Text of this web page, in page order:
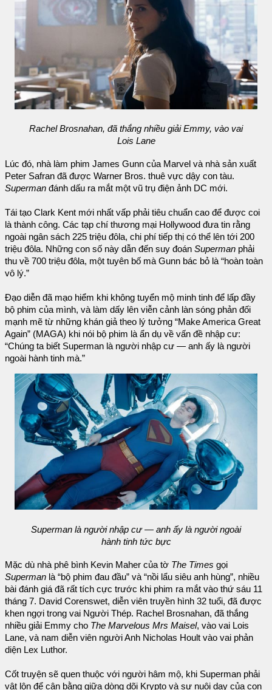
Rachel Brosnahan, đã thắng nhiều giải Emmy, vào vai
Lois Lane
Lúc đó, nhà làm phim James Gunn của Marvel và nhà sản xuất
Peter Safran đã được Warner Bros. thuê vực dậy con tàu.
Superman đánh dấu ra mắt một vũ trụ điện ảnh DC mới.
Tái tạo Clark Kent mới nhất vấp phải tiêu chuẩn cao để được coi
là thành công. Các tạp chí thương mại Hollywood đưa tin rằng
ngoài ngân sách 225 triệu đôla, chi phí tiếp thị có thể lên tới 200
triệu đôla. Những con số này dẫn đến suy đoán Superman phải
thu về 700 triệu đôla, một tuyên bố mà Gunn bác bỏ là “hoàn toàn
vô lý.”
Đạo diễn đã mạo hiểm khi không tuyển mộ minh tinh để lấp đầy
bộ phim của mình, và làm dấy lên viễn cảnh làn sóng phản đối
mạnh mẽ từ những khán giả theo lý tưởng “Make America Great
Again” (MAGA) khi nói bộ phim là ẩn dụ về vấn đề nhập cư:
“Chúng ta biết Superman là người nhập cư — anh ấy là người
ngoài hành tinh mà.”
Superman là người nhập cư — anh ấy là người ngoài
hành tinh tức bực
Mặc dù nhà phê bình Kevin Maher của tờ The Times gọi
Superman là “bộ phim đau đầu” và “nồi lẩu siêu anh hùng”, nhiều
bài đánh giá đã rất tích cực trước khi phim ra mắt vào thứ sáu 11
tháng 7. David Corenswet, diễn viên truyền hình 32 tuổi, đã được
khen ngợi trong vai Người Thép. Rachel Brosnahan, đã thắng
nhiều giải Emmy cho The Marvelous Mrs Maisel, vào vai Lois
Lane, và nam diễn viên người Anh Nicholas Hoult vào vai phản
diện Lex Luthor.
Cốt truyện sẽ quen thuộc với người hâm mộ, khi Superman phải
vật lộn để cân bằng giữa dòng dõi Krypto và sự nuôi dạy của con